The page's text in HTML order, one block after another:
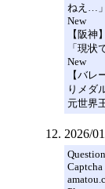
ねえ…
New
【阪
「現状
New
【バ
りメダ
元世界
2026/